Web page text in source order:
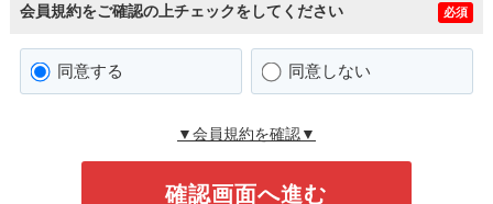
会員規約をご確認の上チェックをしてください 必須
同意する 同意しない
▼会員規約を確認▼